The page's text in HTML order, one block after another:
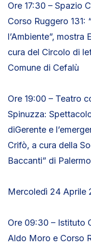
Ore 17:30 – Spazio
Corso Ruggero 131:
l’Ambiente”,
cura del Circolo di
Comune di Cefalù
Ore 19:00 – Teatro
Spinuzza:
diGerente e
Crifò, a cura della
Baccanti” di
Mercoledì 24 Aprile
Ore 09:30 – Istituto
Aldo Moro e Corso